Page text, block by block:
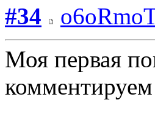
#34
Моя первая